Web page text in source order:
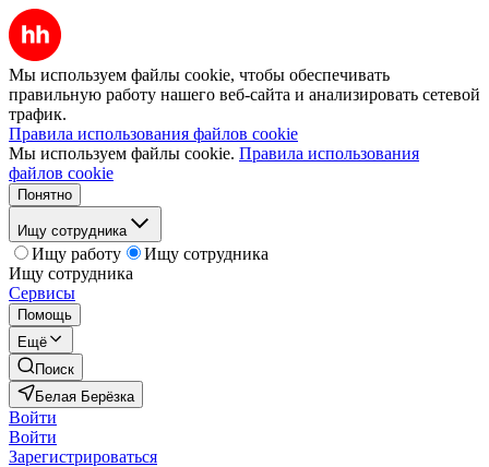
Мы используем файлы cookie, чтобы обеспечивать
правильную работу нашего веб-сайта и анализировать сетевой
трафик.
Правила использования файлов cookie
Мы используем файлы cookie. Правила использования
файлов cookie
Понятно
Ищу сотрудника
Ищу работу
Ищу сотрудника
Ищу сотрудника
Сервисы
Помощь
Ещё
Поиск
Белая Берёзка
Войти
Войти
Зарегистрироваться